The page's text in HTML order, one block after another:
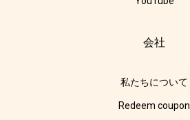
会社
私たちについて
Redeem coupon